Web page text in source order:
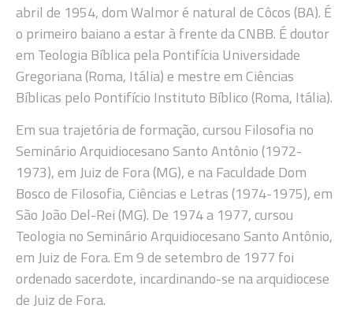
abril de 1954, dom Walmor é natural de Côcos (BA). É
o primeiro baiano a estar à frente da CNBB. É doutor
em Teologia Bíblica pela Pontifícia Universidade
Gregoriana (Roma, Itália) e mestre em Ciências
Bíblicas pelo Pontifício Instituto Bíblico (Roma, Itália).
Em sua trajetória de formação, cursou Filosofia no
Seminário Arquidiocesano Santo Antônio (1972-
1973), em Juiz de Fora (MG), e na Faculdade Dom
Bosco de Filosofia, Ciências e Letras (1974-1975), em
São João Del-Rei (MG). De 1974 a 1977, cursou
Teologia no Seminário Arquidiocesano Santo Antônio,
em Juiz de Fora. Em 9 de setembro de 1977 foi
ordenado sacerdote, incardinando-se na arquidiocese
de Juiz de Fora.